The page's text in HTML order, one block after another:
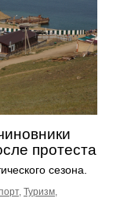
протеста
сезона.
, Туризм,